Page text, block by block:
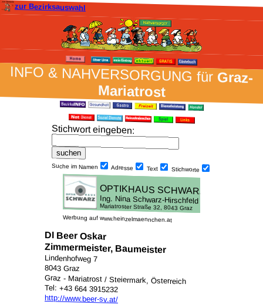
zur Bezirksauswahl
INFO & NAH­VER­SORG­UNG fürGraz-
Mariatrost
Stich­wort ein­geben:
Suche im Namen Adresse Text Stich­worte
Werbung auf www.heinzelmaennchen.at
DI Beer Oskar
Zimmermeister, Baumeister
Lindenhofweg 7
8043 Graz
Graz - Mariatrost / Steiermark, Österreich
Tel: +43 664 3915232
http://www.beer-sv.at/